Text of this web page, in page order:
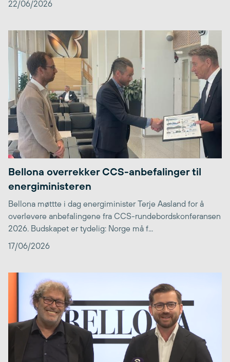
22/06/2026
Bellona overrekker CCS-anbefalinger til
energiministeren
Bellona møttte i dag energiminister Terje Aasland for å
overlevere anbefalingene fra CCS-rundebordskonferansen
2026. Budskapet er tydelig: Norge må f...
17/06/2026